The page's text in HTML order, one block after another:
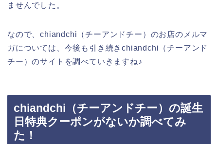
ませんでした。
なので、chiandchi（チーアンドチー）のお店のメルマ
ガについては、今後も引き続きchiandchi（チーアンド
チー）のサイトを調べていきますね♪
chiandchi（チーアンドチー）の誕生
日特典クーポンがないか調べてみ
た！